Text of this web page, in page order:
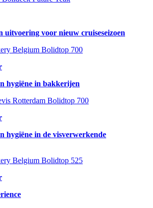
uitvoering voor nieuw cruiseseizoen
hygiëne in bakkerijen
hygiëne in de visverwerkende